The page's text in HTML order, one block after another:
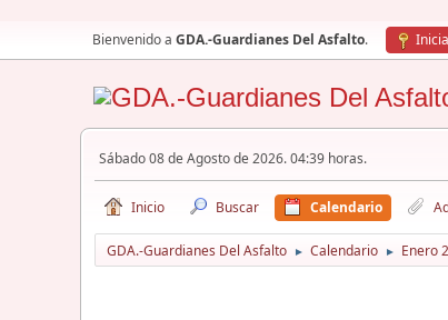
Bienvenido a GDA.-Guardianes Del Asfalto.
Sábado 08 de Agosto de 2026. 04:39 horas.
Inicio Buscar Calendario
GDA.-Guardianes Del Asfalto ► Calendario ► Enero